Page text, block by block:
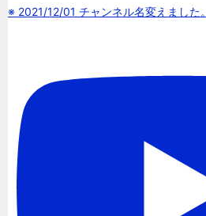
※ 2021/12/01 チャンネル名変えました。